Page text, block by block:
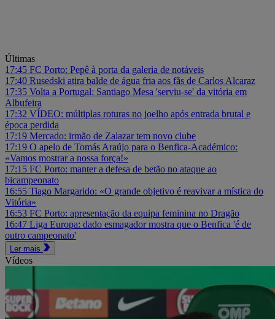
Últimas
17:45 FC Porto: Pepê à porta da galeria de notáveis
17:40 Rusedski atira balde de água fria aos fãs de Carlos Alcaraz
17:35 Volta a Portugal: Santiago Mesa 'serviu-se' da vitória em
Albufeira
17:32 VÍDEO: múltiplas roturas no joelho após entrada brutal e
época perdida
17:19 Mercado: irmão de Zalazar tem novo clube
17:19 O apelo de Tomás Araújo para o Benfica-Académico:
«Vamos mostrar a nossa força!»
17:15 FC Porto: manter a defesa de betão no ataque ao
bicampeonato
16:55 Tiago Margarido: «O grande objetivo é reavivar a mística do
Vitória»
16:53 FC Porto: apresentação da equipa feminina no Dragão
16:47 Liga Europa: dado esmagador mostra que o Benfica 'é de
outro campeonato'
Ler mais
Vídeos